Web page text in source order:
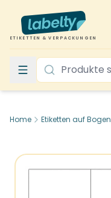
ETIKETTEN & VERPACKUNGEN
Home Etiketten auf Bogen